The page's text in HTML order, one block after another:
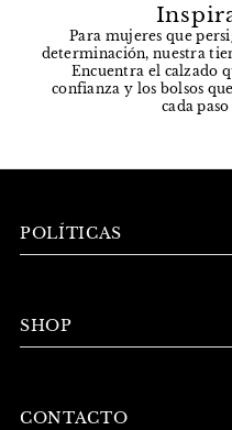
Para mujeres que
determinación, nuestra
Encuentra el calzado
confianza y los bolsos
cada
POLÍTICAS
SHOP
CONTACTO